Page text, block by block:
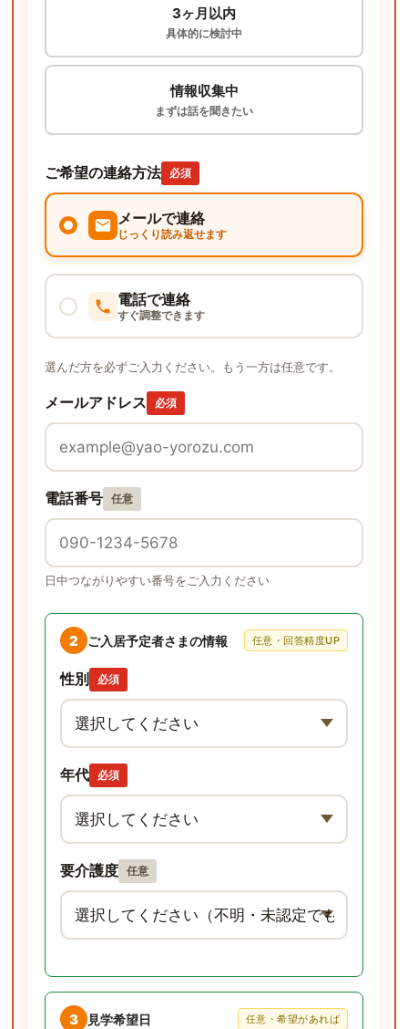
3ヶ月以内
具体的に検討中
情報収集中
まずは話を聞きたい
ご希望の連絡方法 必須
メールで連絡
じっくり読み返せます
電話で連絡
すぐ調整できます
選んだ方を必ずご入力ください。もう一方は任意です。
メールアドレス 必須
電話番号 任意
日中つながりやすい番号をご入力ください
2 ご入居予定者さまの情報 任意・回答精度UP
性別 必須
年代 必須
要介護度 任意
3 見学希望日 任意・希望があれば